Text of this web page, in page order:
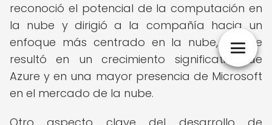
reconoció el potencial de la computación en
la nube y dirigió a la compañía hacia un
enfoque más centrado en la nube, lo que
resultó en un crecimiento significativo de
Azure y en una mayor presencia de Microsoft
en el mercado de la nube.